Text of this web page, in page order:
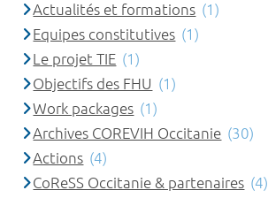
Actualités et formations (1)
Equipes constitutives (1)
Le projet TIE (1)
Objectifs des FHU (1)
Work packages (1)
Archives COREVIH Occitanie (30)
Actions (4)
CoReSS Occitanie & partenaires (4)